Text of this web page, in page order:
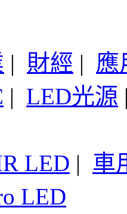
| 財經 | 應
| LED光源
LED | 車
LED